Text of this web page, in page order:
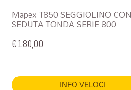
Mapex T850 SEGGIOLINO CON
SEDUTA TONDA SERIE 800
€180,00
INFO VELOCI